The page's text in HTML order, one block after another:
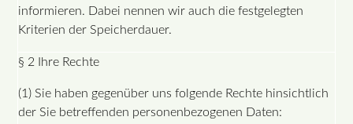
informieren. Dabei nennen wir auch die festgelegten
Kriterien der Speicherdauer.
§ 2 Ihre Rechte
(1) Sie haben gegenüber uns folgende Rechte hinsichtlich
der Sie betreffenden personenbezogenen Daten: